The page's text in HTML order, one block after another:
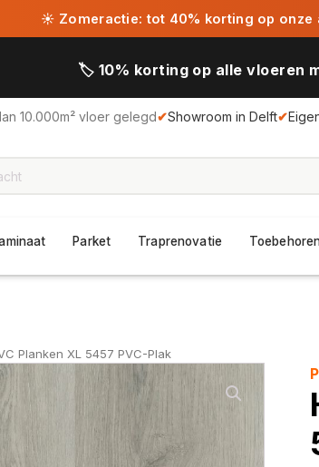
☀ Zomeractie: tot 40% korting op onze
🏷️ 10% korting op alle vloeren
10.000m² vloer gelegd✔Showroom in Delft✔
Parket Traprenovatie
Planken XL 5457 PVC-Plak